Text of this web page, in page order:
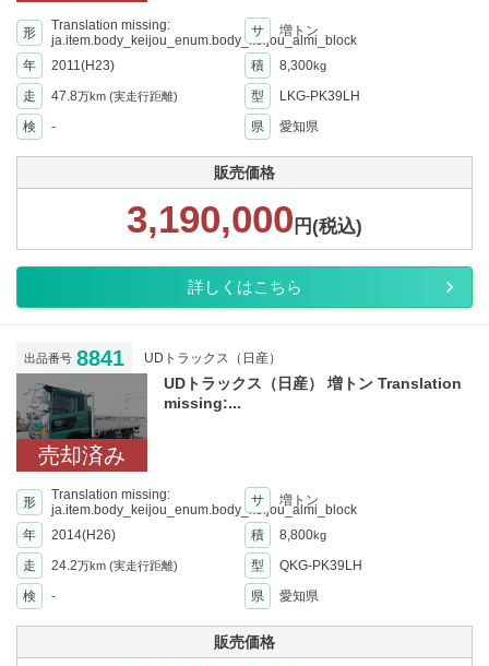
形
Translation missing:
ja.item.body_keijou_enum.body_keijou_almi_block
サ 増トン
年 2011(H23) 積 8,300kg
走 47.8万km (実走行距離) 型
LKG-PK39LH
検
- 県 愛知県
販売価格
3,190,000 円(税込)
詳しくはこちら
出品番号 8841 UDトラックス（日産）
売却済み
UDトラックス（日産） 増トン Translation
missing:...
形
Translation missing:
ja.item.body_keijou_enum.body_keijou_almi_block
サ 増トン
年 2014(H26) 積 8,800kg
走 24.2万km (実走行距離) 型
QKG-PK39LH
検
- 県 愛知県
販売価格